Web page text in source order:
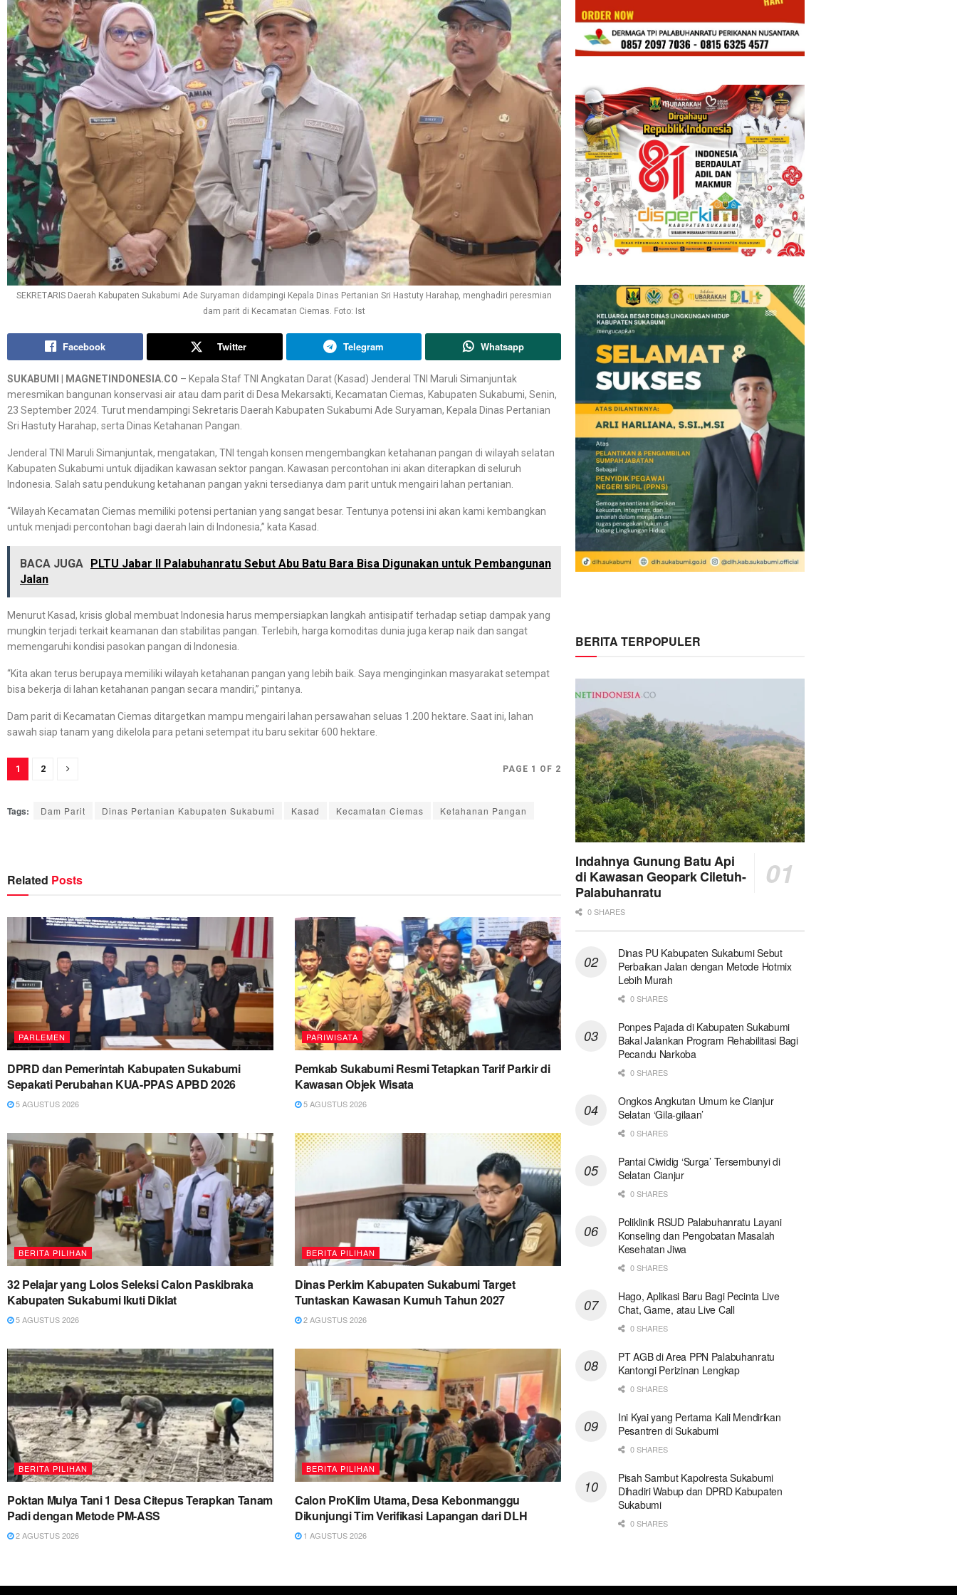
SEKRETARIS Daerah Kabupaten Sukabumi Ade Suryaman didampingi Kepala Dinas Pertanian Sri Hastuty Harahap, menghadiri peresmian
dam parit di Kecamatan Ciemas. Foto: Ist
Facebook Twitter Telegram Whatsapp
SUKABUMI MAGNETINDONESIA.CO – Kepala Staf TNI Angkatan Darat (Kasad) Jenderal TNI Maruli Simanjuntak
meresmikan bangunan konservasi air atau dam parit di Desa Mekarsakti, Kecamatan Ciemas, Kabupaten Sukabumi, Senin,
23 September 2024. Turut mendampingi Sekretaris Daerah Kabupaten Sukabumi Ade Suryaman, Kepala Dinas Pertanian
Sri Hastuty Harahap, serta Dinas Ketahanan Pangan.
Jenderal TNI Maruli Simanjuntak, mengatakan, TNI tengah konsen mengembangkan ketahanan pangan di wilayah selatan
Kabupaten Sukabumi untuk dijadikan kawasan sektor pangan. Kawasan percontohan ini akan diterapkan di seluruh
Indonesia. Salah satu pendukung ketahanan pangan yakni tersedianya dam parit untuk mengairi lahan pertanian.
“Wilayah Kecamatan Ciemas memiliki potensi pertanian yang sangat besar. Tentunya potensi ini akan kami kembangkan
untuk menjadi percontohan bagi daerah lain di Indonesia,” kata Kasad.
BACA JUGA
PLTU Jabar II Palabuhanratu Sebut Abu Batu Bara Bisa Digunakan untuk Pembangunan
Jalan
Menurut Kasad, krisis global membuat Indonesia harus mempersiapkan langkah antisipatif terhadap setiap dampak yang
mungkin terjadi terkait keamanan dan stabilitas pangan. Terlebih, harga komoditas dunia juga kerap naik dan sangat
memengaruhi kondisi pasokan pangan di Indonesia.
“Kita akan terus berupaya memiliki wilayah ketahanan pangan yang lebih baik. Saya menginginkan masyarakat setempat
bisa bekerja di lahan ketahanan pangan secara mandiri,” pintanya.
Dam parit di Kecamatan Ciemas ditargetkan mampu mengairi lahan persawahan seluas 1.200 hektare. Saat ini, lahan
sawah siap tanam yang dikelola para petani setempat itu baru sekitar 600 hektare.
PAGE 1 OF 2
1 2
Tags: Dam Parit Dinas Pertanian Kabupaten Sukabumi Kasad Kecamatan Ciemas Ketahanan Pangan
Related Posts
PARLEMEN
DPRD dan Pemerintah Kabupaten Sukabumi
Sepakati Perubahan KUA-PPAS APBD 2026
5 AGUSTUS 2026
PARIWISATA
Pemkab Sukabumi Resmi Tetapkan Tarif Parkir di
Kawasan Objek Wisata
5 AGUSTUS 2026
BERITA PILIHAN
32 Pelajar yang Lolos Seleksi Calon Paskibraka
Kabupaten Sukabumi Ikuti Diklat
5 AGUSTUS 2026
BERITA PILIHAN
Dinas Perkim Kabupaten Sukabumi Target
Tuntaskan Kawasan Kumuh Tahun 2027
2 AGUSTUS 2026
BERITA PILIHAN
Poktan Mulya Tani 1 Desa Citepus Terapkan Tanam
Padi dengan Metode PM-ASS
2 AGUSTUS 2026
BERITA PILIHAN
Calon ProKlim Utama, Desa Kebonmanggu
Dikunjungi Tim Verifikasi Lapangan dari DLH
1 AGUSTUS 2026
BERITA TERPOPULER
Indahnya Gunung Batu Api
di Kawasan Geopark Ciletuh-
Palabuhanratu
0 SHARES
Dinas PU Kabupaten Sukabumi Sebut
Perbaikan Jalan dengan Metode Hotmix
Lebih Murah
0 SHARES
Ponpes Pajada di Kabupaten Sukabumi
Bakal Jalankan Program Rehabilitasi Bagi
Pecandu Narkoba
0 SHARES
Ongkos Angkutan Umum ke Cianjur
Selatan ‘Gila-gilaan’
0 SHARES
Pantai Ciwidig ‘Surga’ Tersembunyi di
Selatan Cianjur
0 SHARES
Poliklinik RSUD Palabuhanratu Layani
Konseling dan Pengobatan Masalah
Kesehatan Jiwa
0 SHARES
Hago, Aplikasi Baru Bagi Pecinta Live
Chat, Game, atau Live Call
0 SHARES
PT AGB di Area PPN Palabuhanratu
Kantongi Perizinan Lengkap
0 SHARES
Ini Kyai yang Pertama Kali Mendirikan
Pesantren di Sukabumi
0 SHARES
Pisah Sambut Kapolresta Sukabumi
Dihadiri Wabup dan DPRD Kabupaten
Sukabumi
0 SHARES